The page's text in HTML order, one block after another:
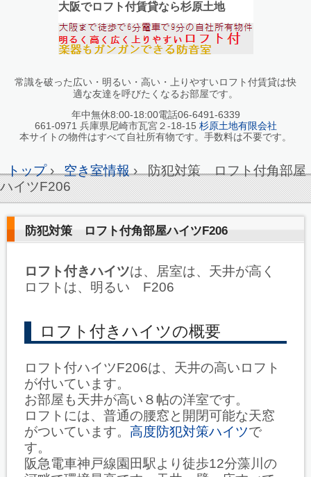
大阪でロフト付賃貸なら杉原土地
常識を破った広い・明るい・高い・上りやすいロフト付賃貸は快
適な友達を呼びたくなるお部屋です。
年中無休8:00-18:00電話06-6491-6339
661-0971 兵庫県尼崎市瓦宮２-18-15 杉原土地有限会社
本サイトの物件はすべて自社所有物です。手数料は不要です。
トップ› 空き室情報› 防犯対策 ロフト付角部屋
ハイツF206
防犯対策 ロフト付角部屋ハイツF206
ロフト付きハイツは、居室は、天井が高く
ロフトは、明るい F206
ロフト付きハイツの概要
ロフト付ハイツF206は、天井の高いロフト
が付いています。
お部屋も天井が高い８帖の洋室です。
ロフトには、普通の腰窓と開閉可能な天窓
がついています。 高度防犯対策ハイツで
す。
阪急電車神戸線園田駅より徒歩12分藻川の